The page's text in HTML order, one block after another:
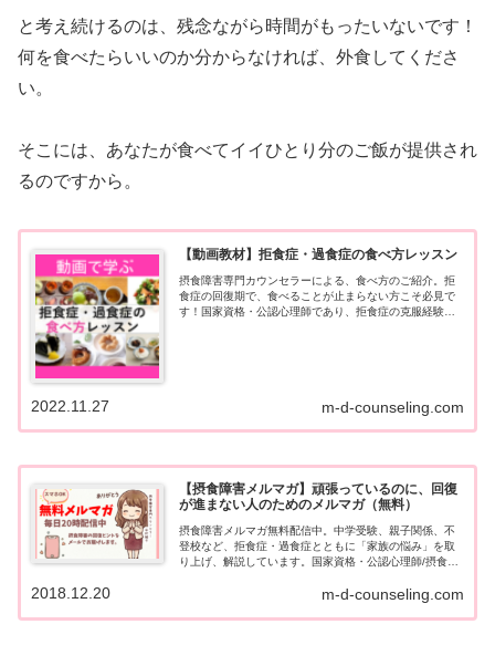
と考え続けるのは、残念ながら時間がもったいないです！
何を食べたらいいのか分からなければ、外食してくださ
い。
そこには、あなたが食べてイイひとり分のご飯が提供され
るのですから。
【動画教材】拒食症・過食症の食べ方レッスン
摂食障害専門カウンセラーによる、食べ方のご紹介。拒
食症の回復期で、食べることが止まらない方こそ必見で
す！国家資格・公認心理師であり、拒食症の克服経験者
m-d-counseling.com
2022.11.27
【摂食障害メルマガ】頑張っているのに、回復
が進まない人のためのメルマガ（無料）
摂食障害メルマガ無料配信中。中学受験、親子関係、不
登校など、拒食症・過食症とともに「家族の悩み」を取
り上げ、解説しています。国家資格・公認心理師/摂食障
m-d-counseling.com
2018.12.20